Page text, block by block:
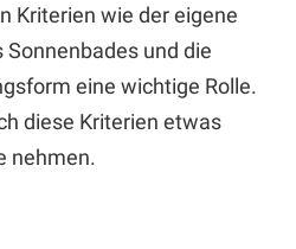
Kriterien wie der eigene
und die
eine wichtige Rolle.
diese Kriterien etwas
nehmen.